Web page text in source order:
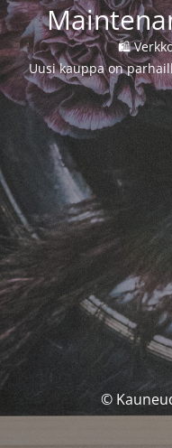
🛍️
Uusi kauppa on
©